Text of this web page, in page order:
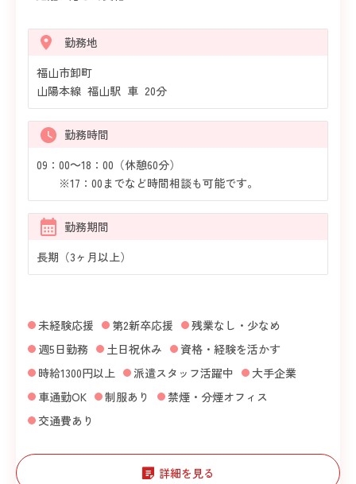
勤務地
福山市卸町
山陽本線 福山駅 車 20分
勤務時間
09：00～18：00（休憩60分）
※17：00までなど時間相談も可能です。
勤務期間
長期（3ヶ月以上）
未経験応援 第2新卒応援
残業なし・少なめ
週5日勤務
土日祝休み
資格・経験を活かす
時給1300円以上
派遣スタッフ活躍中
大手企業
車通勤OK
制服あり
禁煙・分煙オフィス
交通費あり
詳細を見る